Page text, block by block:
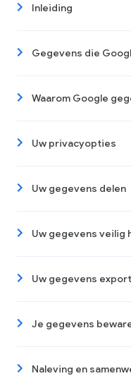
Inleiding
Gegevens die
Waarom Google
Uw privacyopties
Uw gegevens delen
Uw gegevens veilig
Uw gegevens
Je gegevens
Naleving en